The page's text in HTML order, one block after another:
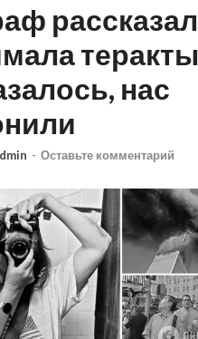
теракты
нас
- Оставьте комментарий